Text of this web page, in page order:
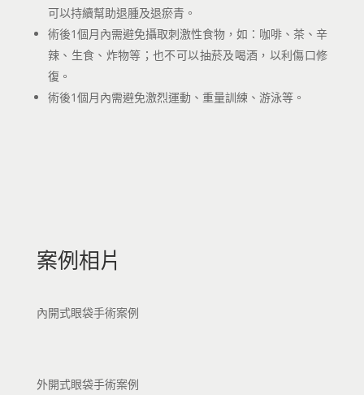
可以持續幫助退腫及退瘀青。
術後1個月內需避免攝取刺激性食物，如：咖啡、茶、辛
辣、生食、炸物等；也不可以抽菸及喝酒，以利傷口修
復。
術後1個月內需避免激烈運動、重量訓練、游泳等。
案例相片
內開式眼袋手術案例
外開式眼袋手術案例